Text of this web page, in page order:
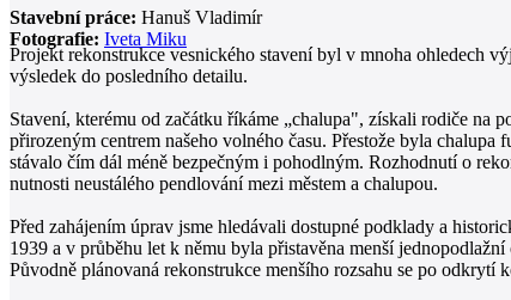
Stavební práce: Hanuš Vladimír
Fotografie: Iveta Miku
Projekt rekonstrukce vesnického stavení byl v mnoha ohledech
výsledek do posledního detailu.
Stavení, kterému od začátku říkáme „chalupa", získali rodiče na
přirozeným centrem našeho volného času. Přestože byla
stávalo čím dál méně bezpečným i pohodlným. Rozhodnutí o
nutnosti neustálého pendlování mezi městem a chalupou.
Před zahájením úprav jsme hledávali dostupné podklady a
1939 a v průběhu let k němu byla přistavěna menší jednopodlažní
Původně plánovaná rekonstrukce menšího rozsahu se po